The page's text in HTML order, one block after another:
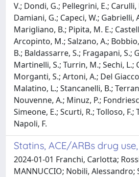
V.; Dondi, G.; Pellegrini, E.;
Damiani, G.; Capeci, W.; Gabrielli,
Marigliano, B.; Pipita, M. E.;
Arcopinto, M.; Salzano, A.;
B.; Baldassarre, S.; Fragapani, S.;
Martinelli, S.; Turrin, M.; Sechi, L.;
Morganti, S.; Artoni, A.; Del
Malatino, L.; Stancanelli, B.;
Nouvenne, A.; Minuz, P.;
Simeone, E.; Scurti, R.; Tolloso,
Napoli, F.
Statins, ACE/ARBs drug
2024-01-01 Franchi, Carlotta;
MANNUCCIO; Nobili,